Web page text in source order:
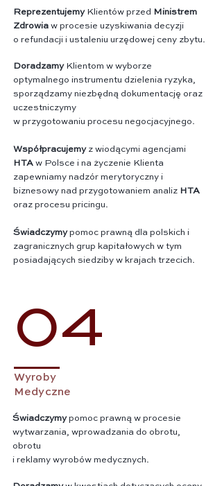
ReprezentujemyKlientów przed Ministrem
Zdrowia w procesie uzyskiwania decyzji
o refundacji i ustaleniu urzędowej ceny zbytu.
DoradzamyKlientom w wyborze
optymalnego instrumentu dzielenia ryzyka,
sporządzamy niezbędną dokumentację oraz
uczestniczymy
w przygotowaniu procesu negocjacyjnego.
Współpracujemyz wiodącymi agencjami
HTA w Polsce i na życzenie Klienta
zapewniamy nadzór merytoryczny i
biznesowy nad przygotowaniem analiz HTA
oraz procesu pricingu.
Świadczymypomoc prawną dla polskich i
zagranicznych grup kapitałowych w tym
posiadających siedziby w krajach trzecich.
04
Wyroby
Medyczne
Świadczymypomoc prawną w procesie
wytwarzania, wprowadzania do obrotu,
obrotu
i reklamy wyrobów medycznych.